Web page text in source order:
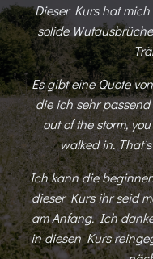
Dieser Kurs hat
solide
Es gibt eine Quote
die ich sehr
out of the storm,
walked in.
Ich kann die
dieser Kurs ihr seid
am Anfang. Ich
in diesen Kurs